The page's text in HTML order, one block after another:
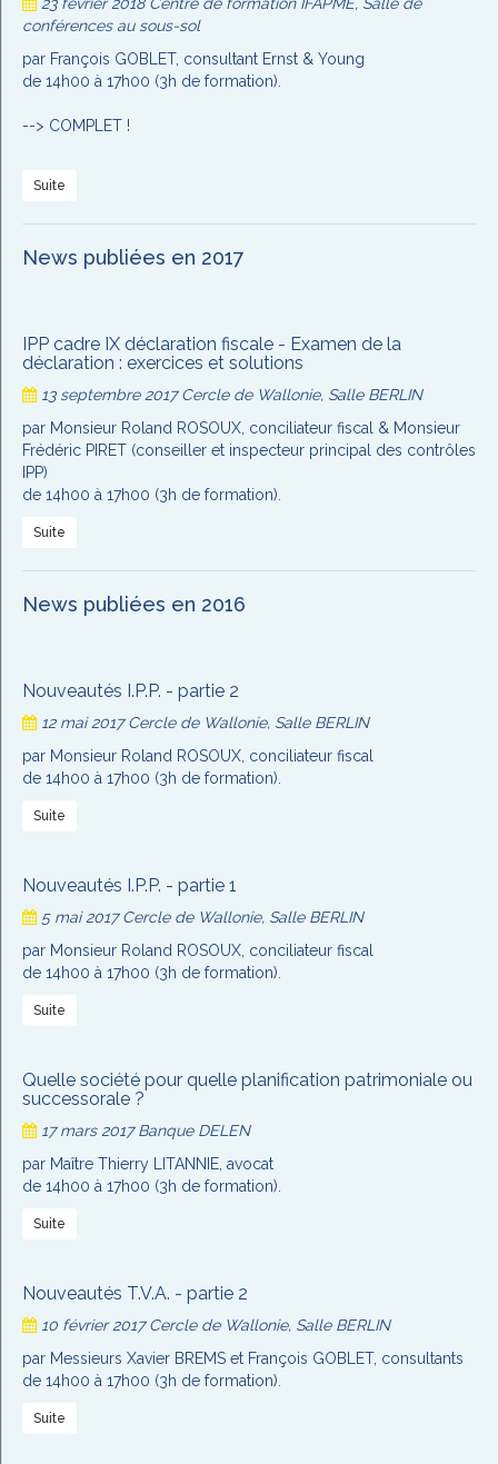
conférences au sous-sol
par François GOBLET, consultant Ernst & Young
de 14h00 à 17h00 (3h de formation).
--> COMPLET !
Suite
News publiées en 2017
IPP cadre IX déclaration fiscale - Examen de la
déclaration : exercices et solutions
13 septembre 2017 Cercle de Wallonie, Salle BERLIN
par Monsieur Roland ROSOUX, conciliateur fiscal & Monsieur
Frédéric PIRET (conseiller et inspecteur principal des contrôles
IPP)
de 14h00 à 17h00 (3h de formation).
Suite
News publiées en 2016
Nouveautés I.P.P. - partie 2
12 mai 2017 Cercle de Wallonie, Salle BERLIN
par Monsieur Roland ROSOUX, conciliateur fiscal
de 14h00 à 17h00 (3h de formation).
Suite
Nouveautés I.P.P. - partie 1
5 mai 2017 Cercle de Wallonie, Salle BERLIN
par Monsieur Roland ROSOUX, conciliateur fiscal
de 14h00 à 17h00 (3h de formation).
Suite
Quelle société pour quelle planification patrimoniale ou
successorale ?
17 mars 2017 Banque DELEN
par Maître Thierry LITANNIE, avocat
de 14h00 à 17h00 (3h de formation).
Suite
Nouveautés T.V.A. - partie 2
10 février 2017 Cercle de Wallonie, Salle BERLIN
par Messieurs Xavier BREMS et François GOBLET, consultants
de 14h00 à 17h00 (3h de formation).
Suite